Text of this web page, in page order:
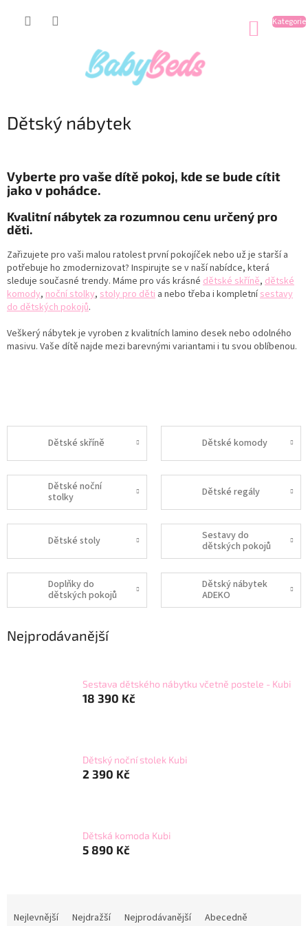
Dětský nábytek
Vyberte pro vaše dítě pokoj, kde se bude cítit
jako v pohádce.
Kvalitní nábytek za rozumnou cenu určený pro
děti.
Zařizujete pro vaši malou ratolest první pokojíček nebo už je starší a
potřebuje ho zmodernizovat? Inspirujte se v naší nabídce, která
sleduje současné trendy. Máme pro vás krásné dětské skříně, dětské
komody, noční stolky, stoly pro děti a nebo třeba i kompletnísestavy
do dětských pokojů.
Veškerý nábytek je vyroben z kvalitních lamino desek nebo odolného
masivu. Vaše dítě najde mezi barevnými variantami i tu svou oblíbenou.
Dětské skříně Dětské komody
Dětské noční
stolky
Dětské regály
Dětské stoly
Sestavy do
dětských pokojů
Doplňky do
dětských pokojů
Dětský nábytek
ADEKO
Nejprodávanější
Sestava dětského nábytku včetně postele - Kubi
18 390 Kč
Dětský noční stolek Kubi
2 390 Kč
Dětská komoda Kubi
5 890 Kč
Nejlevnější Nejdražší Nejprodávanější Abecedně